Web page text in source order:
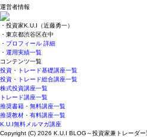
運営者情報
・投資家K.U.I（近藤勇一）
・東京都渋谷区在中
・ プロフィール 詳細
・ 運用実績一覧
コンテンツ一覧
投資・トレード基礎講座一覧
投資・トレード総合講座一覧
株式投資講座一覧
トレード講座一覧
推奨書籍・無料講座一覧
推奨教材・有料講座一覧
K.U.I無料メルマガ講座
Copyright (C) 2026 K.U.I BLOG～投資家兼トレーダー